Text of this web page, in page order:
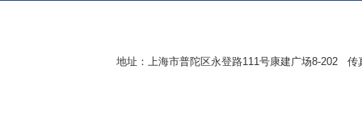
地址：上海市普陀区永登路111号康建广场8-202